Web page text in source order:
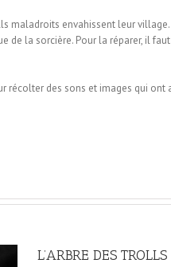
maladroits envahissent leur
la sorcière. Pour la réparer, il
récolter des sons et images qui
L’ARBRE DES